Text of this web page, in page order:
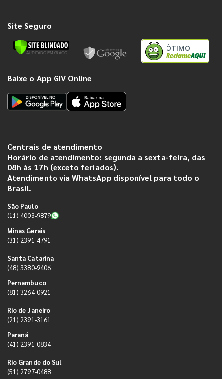
Site Seguro
ÓTIMO
Baixe o App GIV Online
Centrais de atendimento
Horário de atendimento: segunda a sexta-feira, das
08h às 17h (exceto feriados).
Atendimento via WhatsApp disponível para todo o
Brasil.
São Paulo
(11) 4003-9879
Minas Gerais
(31) 2391-4791
Santa Catarina
(48) 3380-9406
Pernambuco
(81) 3264-0921
Rio de Janeiro
(21) 2391-3161
Paraná
(41) 2391-0834
Rio Grande do Sul
(51) 2797-0488